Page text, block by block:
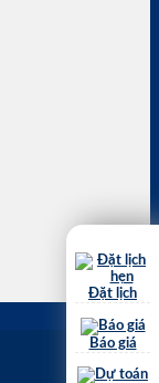
Đặt lịch
Báo giá